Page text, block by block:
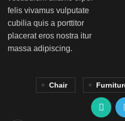
felis vivamus vulputate
cubilia quis a porttitor
placerat eros nostra itur
massa adipiscing.
Chair